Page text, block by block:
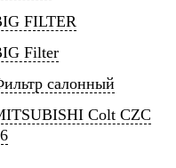
FILTER
Filter
салонный
Colt CZC